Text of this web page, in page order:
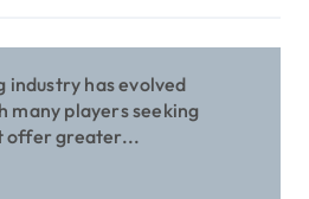
industry has evolved
many players seeking
offer greater...